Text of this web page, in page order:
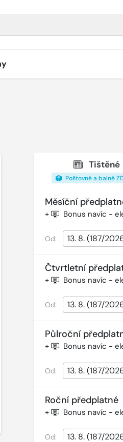
Tištěné
Poštovné a balné
Měsíční
+ Bonus navíc -
Od:
Čtvrtletní
+ Bonus navíc -
Od:
Půlroční
+ Bonus navíc -
Od:
Roční předplatné
+ Bonus navíc -
Od: